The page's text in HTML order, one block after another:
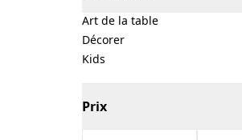
Art de la table
Décorer
Kids
Prix